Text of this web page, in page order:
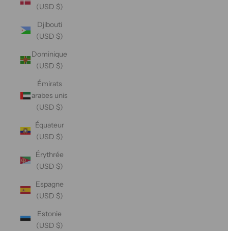
(USD $)
Djibouti
(USD $)
Dominique
(USD $)
Émirats
arabes unis
(USD $)
Équateur
(USD $)
Érythrée
(USD $)
Espagne
(USD $)
Estonie
(USD $)